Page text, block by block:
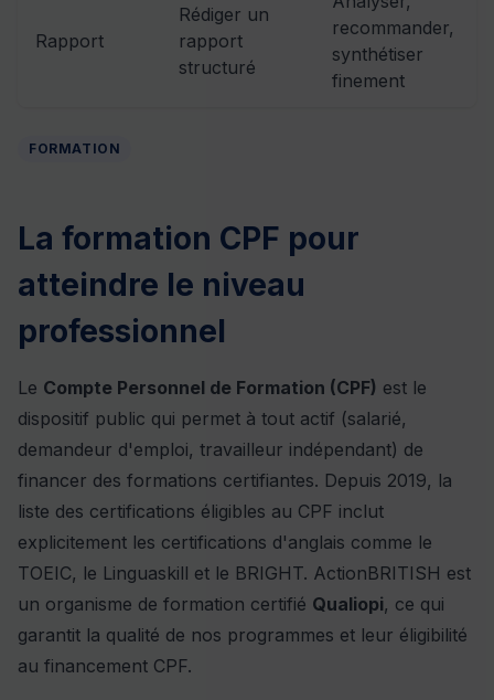
Rapport
Rédiger un
rapport
structuré
recommander,
synthétiser
finement
FORMATION
La formation CPF pour
atteindre le niveau
professionnel
Le Compte Personnel de Formation (CPF) est le
dispositif public qui permet à tout actif (salarié,
demandeur d'emploi, travailleur indépendant) de
financer des formations certifiantes. Depuis 2019, la
liste des certifications éligibles au CPF inclut
explicitement les certifications d'anglais comme le
TOEIC, le Linguaskill et le BRIGHT. ActionBRITISH est
un organisme de formation certifié Qualiopi, ce qui
garantit la qualité de nos programmes et leur éligibilité
au financement CPF.